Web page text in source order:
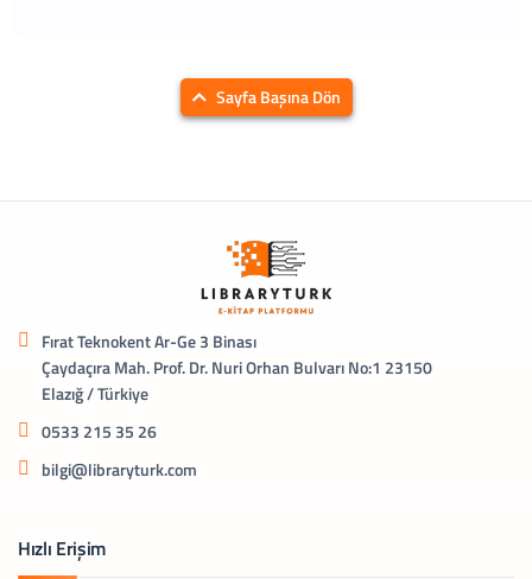
Sayfa Başına Dön
Fırat Teknokent Ar-Ge 3 Binası
Çaydaçıra Mah. Prof. Dr. Nuri Orhan Bulvarı No:1 23150
Elazığ / Türkiye
0533 215 35 26
bilgi@libraryturk.com
Hızlı Erişim